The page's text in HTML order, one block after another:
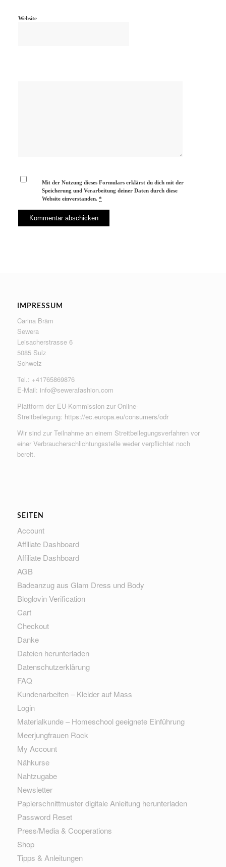
Website
Mit der Nutzung dieses Formulars erklärst du dich mit der
Speicherung und Verarbeitung deiner Daten durch diese
Website einverstanden.*
IMPRESSUM
Carina Bräm
Sewera
Leisacherstrasse 6
5085 Sulz
Schweiz
Tel.: +41765869876
E-Mail: info@sewerafashion.com
Plattform der EU-Kommission zur Online-
Streitbeilegung: https://ec.europa.eu/consumers/odr
Wir sind zur Teilnahme an einem Streitbeilegungsverfahren vor
einer Verbraucherschlichtungsstelle weder verpflichtet noch
bereit.
SEITEN
Account
Affiliate Dashboard
Affiliate Dashboard
AGB
Badeanzug aus Glam Dress und Body
Bloglovin Verification
Cart
Checkout
Danke
Dateien herunterladen
Datenschutzerklärung
FAQ
Kundenarbeiten – Kleider auf Mass
Login
Materialkunde – Homeschool geeignete Einführung
Meerjungfrauen Rock
My Account
Nähkurse
Nahtzugabe
Newsletter
Papierschnittmuster digitale Anleitung herunterladen
Password Reset
Press/Media & Cooperations
Shop
Tipps & Anleitungen